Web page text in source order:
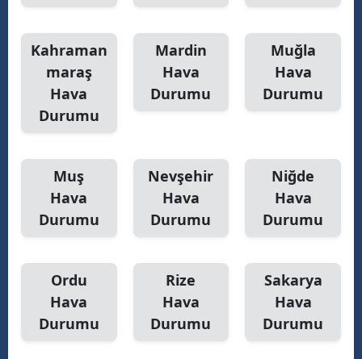
Kahraman
maraş
Hava
Durumu
Mardin
Hava
Durumu
Muğla
Hava
Durumu
Muş
Hava
Durumu
Nevşehir
Hava
Durumu
Niğde
Hava
Durumu
Ordu
Hava
Durumu
Rize
Hava
Durumu
Sakarya
Hava
Durumu